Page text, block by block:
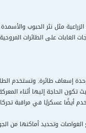
الزراعية مثل نثر الحبوب
الغابات على الطائرات
إسعاف طائرة. وتستخدم
الحاجة إليها أثناء
أيضًا عسكريًا في مراقبة
وتحديد أماكنها من